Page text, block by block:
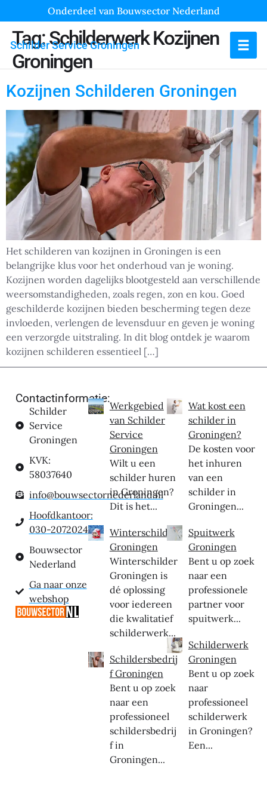
Onderdeel van Bouwsector Nederland
Schilder Service Groningen
Tag:Schilderwerk Kozijnen
Groningen
Kozijnen Schilderen Groningen
Het schilderen van kozijnen in Groningen is een
belangrijke klus voor het onderhoud van je woning.
Kozijnen worden dagelijks blootgesteld aan verschillende
weersomstandigheden, zoals regen, zon en kou. Goed
geschilderde kozijnen bieden bescherming tegen deze
invloeden, verlengen de levensduur en geven je woning
een verzorgde uitstraling. In dit blog ontdek je waarom
kozijnen schilderen essentieel […]
Contactinformatie:
Schilder
Service
Groningen
KVK:
58037640
info@bouwsectornederland.nl
Hoofdkantoor:
030-2072024
Bouwsector
Nederland
Ga naar onze
webshop
Werkgebied
van Schilder
Service
Groningen
Wilt u een
schilder huren
in Groningen?
Dit is het...
Winterschilder
Groningen
Winterschilder
Groningen is
dé oplossing
voor iedereen
die kwalitatief
schilderwerk...
Schildersbedrij
f Groningen
Bent u op zoek
naar een
professioneel
schildersbedrij
f in
Groningen...
Wat kost een
schilder in
Groningen?
De kosten voor
het inhuren
van een
schilder in
Groningen...
Spuitwerk
Groningen
Bent u op zoek
naar een
professionele
partner voor
spuitwerk...
Schilderwerk
Groningen
Bent u op zoek
naar
professioneel
schilderwerk
in Groningen?
Een...